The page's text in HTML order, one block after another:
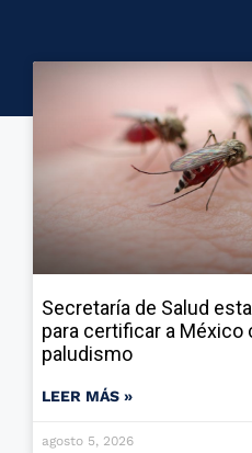
Secretaría de Salud
para certificar a México
paludismo
LEER MÁS »
agosto 5, 2026